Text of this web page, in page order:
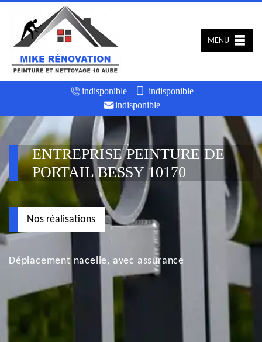
indisponible
indisponible
indisponible
MENU
ENTREPRISE PEINTURE DE
PORTAIL BESSY 10170
Nos réalisations
Déplacement nacelle, avec assurance